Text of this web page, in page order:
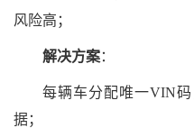
风险高；
解决方案：
每辆车分配唯一VIN
据；